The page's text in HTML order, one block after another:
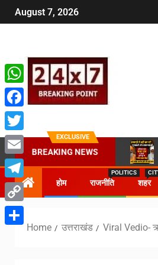
August 7, 2026
EXCLUSIVE
BREAKING NEWS
होम राजनीति
POLITICS
शहर
Home उत्तराखंड Viral Vedio-
WhatsApp
Facebook
Twitter
Email
Telegram
Copy
Share